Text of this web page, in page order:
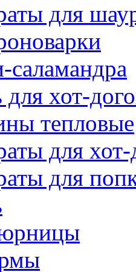
для
саламандра
для хот-
тепловые
для хот-
для